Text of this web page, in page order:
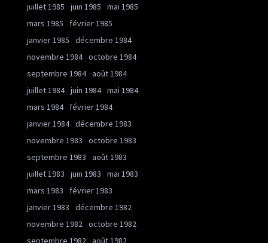
juillet 1985
juin 1985
mai 1985
mars 1985
février 1985
janvier 1985
décembre 1984
novembre 1984 octobre 1984
septembre 1984 août 1984
juillet 1984 juin 1984 mai 1984
mars 1984
février 1984
janvier 1984 décembre 1983
novembre 1983
octobre 1983
septembre 1983
août 1983
juillet 1983
juin 1983
mai 1983
mars 1983
février 1983
janvier 1983
décembre 1982
novembre 1982
octobre 1982
septembre 1982
août 1982